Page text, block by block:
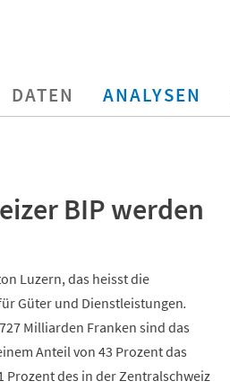
DATEN ANALYSEN
BIP werden
Luzern, das heisst die
Güter und Dienstleistungen.
Milliarden Franken sind das
Anteil von 43 Prozent das
Prozent des in der Zentralschweiz